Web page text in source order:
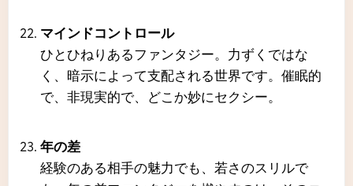
マインドコントロール
ひとひねりあるファンタジー。力ずくではな
く、暗示によって支配される世界です。催眠的
で、非現実的で、どこか妙にセクシー。
年の差
経験のある相手の魅力でも、若さのスリルで